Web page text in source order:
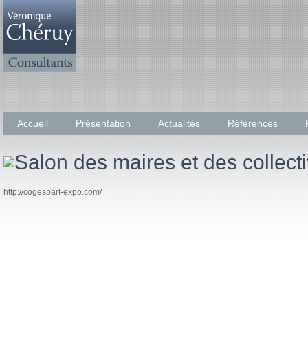
Accueil Présentation Actualités Références
http://cogespart-expo.com/